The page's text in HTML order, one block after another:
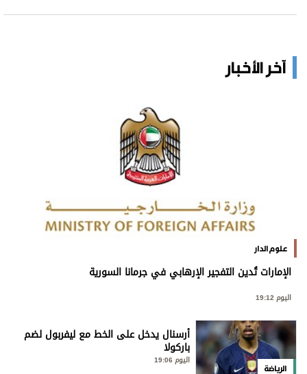
آخر الأخبار
علوم الدار
الإمارات تُدين التفجير الإرهابي في جرمانا السورية
اليوم 19:12
الرياضة
أرسنال يدخل على الخط مع ليفربول لضم
باركولا
اليوم 19:06